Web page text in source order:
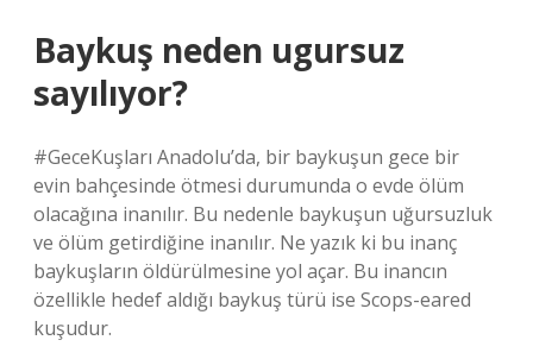
Baykuş neden ugursuz
sayılıyor?
#GeceKuşları Anadolu’da, bir baykuşun gece bir
evin bahçesinde ötmesi durumunda o evde ölüm
olacağına inanılır. Bu nedenle baykuşun uğursuzluk
ve ölüm getirdiğine inanılır. Ne yazık ki bu inanç
baykuşların öldürülmesine yol açar. Bu inancın
özellikle hedef aldığı baykuş türü ise Scops-eared
kuşudur.